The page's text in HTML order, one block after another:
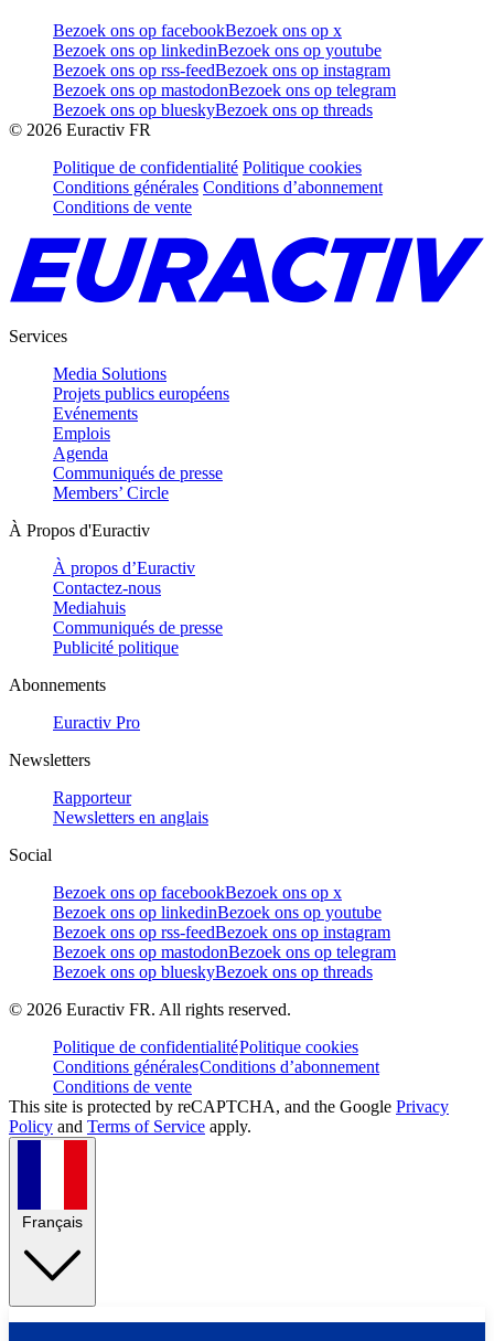
Bezoek ons op facebookBezoek ons op x
Bezoek ons op linkedinBezoek ons op youtube
Bezoek ons op rss-feedBezoek ons op instagram
Bezoek ons op mastodonBezoek ons op telegram
Bezoek ons op blueskyBezoek ons op threads
© 2026 Euractiv FR
Politique de confidentialité Politique cookies
Conditions générales Conditions d’abonnement
Conditions de vente
Services
Media Solutions
Projets publics européens
Evénements
Emplois
Agenda
Communiqués de presse
Members’ Circle
À Propos d'Euractiv
À propos d’Euractiv
Contactez-nous
Mediahuis
Communiqués de presse
Publicité politique
Abonnements
Euractiv Pro
Newsletters
Rapporteur
Newsletters en anglais
Social
Bezoek ons op facebookBezoek ons op x
Bezoek ons op linkedinBezoek ons op youtube
Bezoek ons op rss-feedBezoek ons op instagram
Bezoek ons op mastodonBezoek ons op telegram
Bezoek ons op blueskyBezoek ons op threads
© 2026 Euractiv FR. All rights reserved.
Politique de confidentialitéPolitique cookies
Conditions généralesConditions d’abonnement
Conditions de vente
This site is protected by reCAPTCHA, and the Google Privacy
Policy and Terms of Service apply.
Français